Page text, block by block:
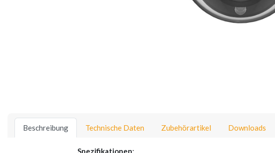
Beschreibung Technische Daten Zubehörartikel Downloads
Spezifikationen: